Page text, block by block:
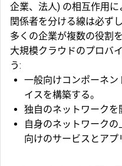
企業、法人) の相互作用
関係者を分ける線は必ず
多くの企業が複数の役割
大規模クラウドのプロバ
う:
一般向けコンポーネ
イスを構築する。
独自のネットワークを
自身のネットワーク
向けのサービスとアプ